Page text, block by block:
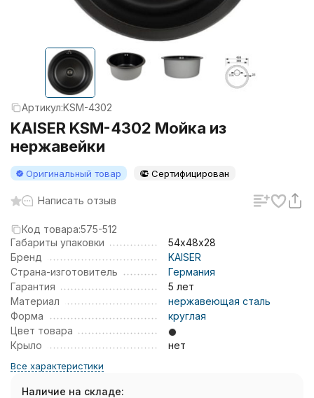
Артикул:KSM-4302
KAISER KSM-4302 Мойка из
нержавейки
Оригинальный товар Сертифицирован
Написать отзыв
Код товара:575-512
Габариты упаковки
54х48х28
Бренд
KAISER
Страна-изготовитель
Германия
Гарантия
5 лет
Материал
нержавеющая сталь
Форма
круглая
Цвет товара
Крыло
нет
Все характеристики
Наличие на складе: